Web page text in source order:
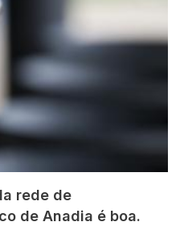
rede de
de Anadia é boa.